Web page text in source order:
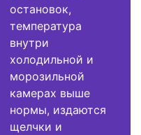
остановок,
температура
внутри
холодильной и
морозильной
камерах выше
нормы, издаются
щелчки и